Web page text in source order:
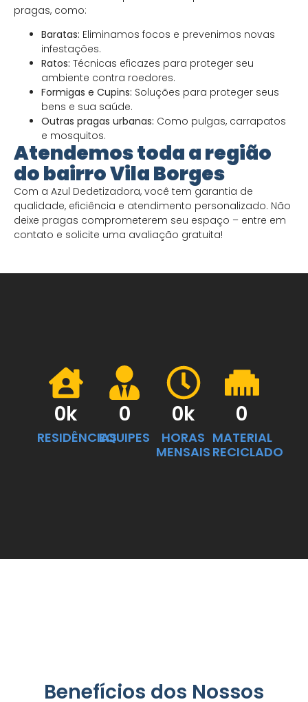
pragas, como:
Baratas: Eliminamos focos e prevenimos novas
infestações.
Ratos: Técnicas eficazes para proteger seu
ambiente contra roedores.
Formigas e Cupins: Soluções para proteger seus
bens e sua saúde.
Outras pragas urbanas: Como pulgas, carrapatos
e mosquitos.
Atendemos toda a região
do bairro Vila Borges
Com a Azul Dedetizadora, você tem garantia de
qualidade, eficiência e atendimento personalizado. Não
deixe pragas comprometerem seu espaço – entre em
contato e solicite uma avaliação gratuita!
0k
RESIDÊNCIAS
0
EQUIPES
0k
HORAS
MENSAIS
0
MATERIAL
RECICLADO
Benefícios dos Nossos